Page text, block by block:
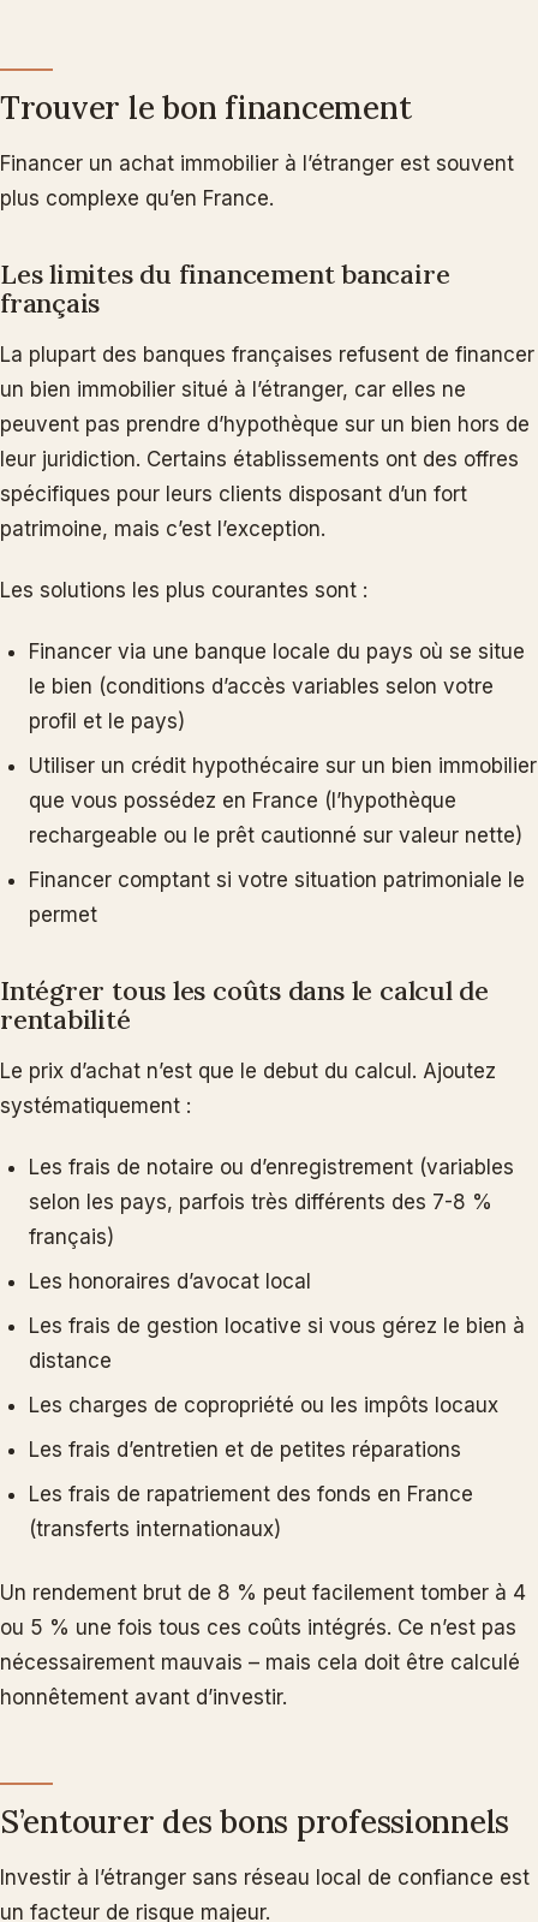
Trouver le bon financement
Financer un achat immobilier à l’étranger est souvent
plus complexe qu’en France.
Les limites du financement bancaire
français
La plupart des banques françaises refusent de financer
un bien immobilier situé à l’étranger, car elles ne
peuvent pas prendre d’hypothèque sur un bien hors de
leur juridiction. Certains établissements ont des offres
spécifiques pour leurs clients disposant d’un fort
patrimoine, mais c’est l’exception.
Les solutions les plus courantes sont :
Financer via une banque locale du pays où se situe
le bien (conditions d’accès variables selon votre
profil et le pays)
Utiliser un crédit hypothécaire sur un bien immobilier
que vous possédez en France (l’hypothèque
rechargeable ou le prêt cautionné sur valeur nette)
Financer comptant si votre situation patrimoniale le
permet
Intégrer tous les coûts dans le calcul de
rentabilité
Le prix d’achat n’est que le debut du calcul. Ajoutez
systématiquement :
Les frais de notaire ou d’enregistrement (variables
selon les pays, parfois très différents des 7-8 %
français)
Les honoraires d’avocat local
Les frais de gestion locative si vous gérez le bien à
distance
Les charges de copropriété ou les impôts locaux
Les frais d’entretien et de petites réparations
Les frais de rapatriement des fonds en France
(transferts internationaux)
Un rendement brut de 8 % peut facilement tomber à 4
ou 5 % une fois tous ces coûts intégrés. Ce n’est pas
nécessairement mauvais – mais cela doit être calculé
honnêtement avant d’investir.
S’entourer des bons professionnels
Investir à l’étranger sans réseau local de confiance est
un facteur de risque majeur.